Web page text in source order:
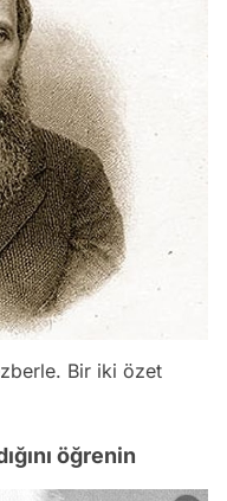
Bir iki özet
öğrenin